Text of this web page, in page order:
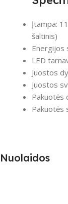
Įtampa:
šaltinis)
Energijos
LED
Juostos
Juostos
Pakuotės
Pakuotės
Nuolaidos